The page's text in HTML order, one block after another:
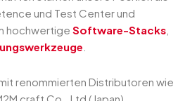
und Test Center und
hochwertige Software-Stacks
renommierten Distributoren wie